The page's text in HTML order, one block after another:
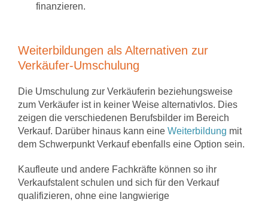
finanzieren.
Weiterbildungen als Alternativen zur
Verkäufer-Umschulung
Die Umschulung zur Verkäuferin beziehungsweise
zum Verkäufer ist in keiner Weise alternativlos. Dies
zeigen die verschiedenen Berufsbilder im Bereich
Verkauf. Darüber hinaus kann eine Weiterbildung mit
dem Schwerpunkt Verkauf ebenfalls eine Option sein.
Kaufleute und andere Fachkräfte können so ihr
Verkaufstalent schulen und sich für den Verkauf
qualifizieren, ohne eine langwierige